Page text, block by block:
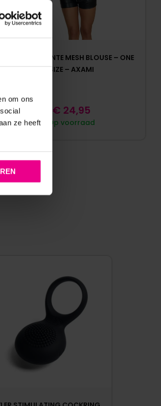
om ons
ze heeft
TRANSPARANTE MESH BLOUSE – ONE
SIZE – AXAMI
Op voorraad
€ 24,95